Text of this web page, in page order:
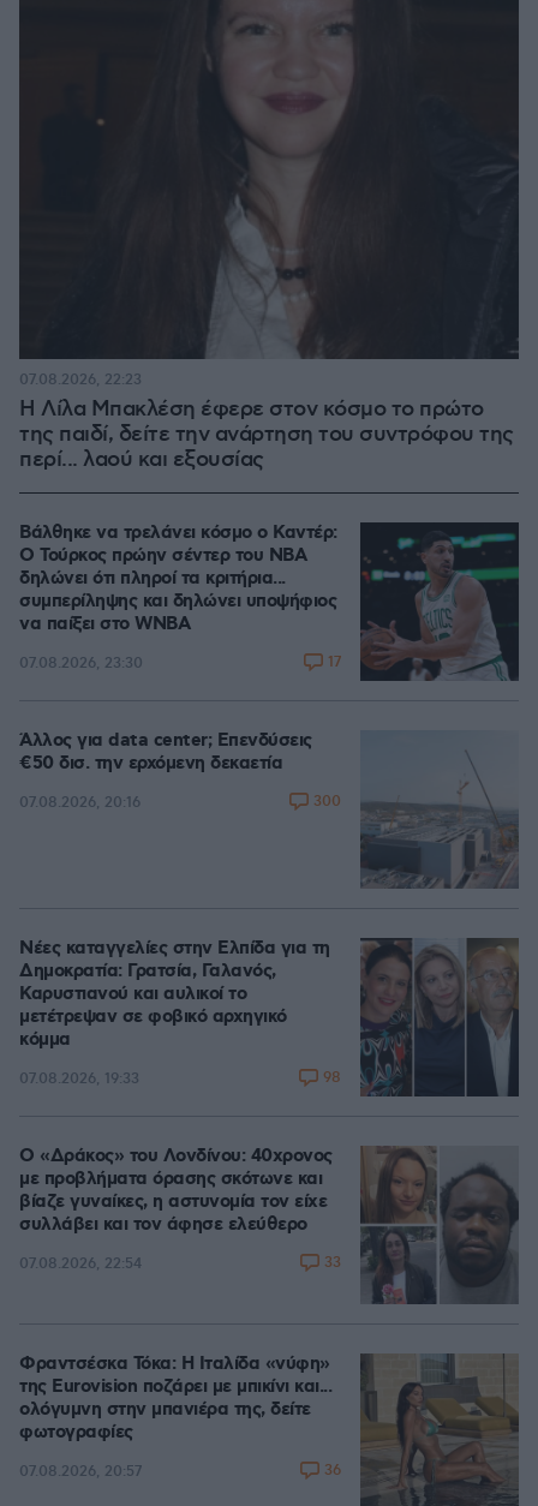
Η Λίλα Μπακλέση έφερε στον κόσμο το πρώτο
της παιδί, δείτε την ανάρτηση του συντρόφου της
περί... λαού και εξουσίας
07.08.2026, 22:23
Βάλθηκε να τρελάνει κόσμο ο Καντέρ:
Ο Τούρκος πρώην σέντερ του NBA
δηλώνει ότι πληροί τα κριτήρια...
συμπερίληψης και δηλώνει υποψήφιος
να παίξει στο WNBA
07.08.2026, 23:30 17
Άλλος για data center; Επενδύσεις
€50 δισ. την ερχόμενη δεκαετία
07.08.2026, 20:16 300
Νέες καταγγελίες στην Ελπίδα για τη
Δημοκρατία: Γρατσία, Γαλανός,
Καρυστιανού και αυλικοί το
μετέτρεψαν σε φοβικό αρχηγικό
κόμμα
07.08.2026, 19:33 98
Ο «Δράκος» του Λονδίνου: 40χρονος
με προβλήματα όρασης σκότωνε και
βίαζε γυναίκες, η αστυνομία τον είχε
συλλάβει και τον άφησε ελεύθερο
07.08.2026, 22:54 33
Φραντσέσκα Τόκα: Η Ιταλίδα «νύφη»
της Eurovision ποζάρει με μπικίνι και...
ολόγυμνη στην μπανιέρα της, δείτε
φωτογραφίες
07.08.2026, 20:57 36